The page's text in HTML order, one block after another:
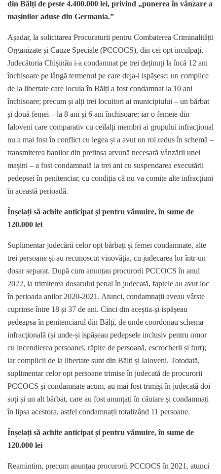
din Bălți de peste 4.400.000 lei, privind „punerea în vânzare a
mașinilor aduse din Germania.”
Așadar, la solicitarea Procuraturii pentru Combaterea Criminalității
Organizate și Cauze Speciale (PCCOCS), din cei opt inculpați,
Judecătoria Chișinău i-a condamnat pe trei deținuți la încă 12 ani
închisoare pe lângă termenul pe care deja-l ispășesc; un complice
de la libertate care locuia în Bălți a fost condamnat la 10 ani
închisoare; precum și alți trei locuitori ai municipiului – un bărbat
și două femei – la 8 ani și 6 ani închisoare; iar o femeie din
Ialoveni care comparativ cu ceilalți membri ai grupului infracțional
nu a mai fost în conflict cu legea și a avut un rol redus în schemă –
transmiterea banilor din pretinsa arvună necesară vânzării unei
mașini – a fost condamnată la trei ani cu suspendarea executării
pedepsei în penitenciar, cu condiția că nu va comite alte infracțiuni
în această perioadă.
Înșelați să achite anticipat și pentru vămuire, în sume de
120.000 lei
Suplimentar judecării celor opt bărbați și femei condamnate, alte
trei persoane și-au recunoscut vinovăția, cu judecarea lor într-un
dosar separat. După cum anunțau procurorii PCCOCS în anul
2022, la trimiterea dosarului penal în judecată, faptele au avut loc
în perioada anilor 2020-2021. Atunci, condamnații aveau vârste
cuprinse între 18 și 37 de ani. Cinci din aceștia-și ispășeau
pedeapsa în penitenciarul din Bălți, de unde coordonau schema
infracțională (și unde-și ispășeau pedepsele inclusiv pentru omor
cu incendierea persoanei, răpire de persoană, escrocherii și furt);
iar complicii de la libertate sunt din Bălți și Ialoveni. Totodată,
suplimentar celor opt persoane trimise în judecată de procurorii
PCCOCS și condamnate acum, au mai fost trimiși în judecată doi
soți și un alt bărbat, care au fost anunțați în căutare și condamnați
în lipsa acestora, astfel condamnații totalizând 11 persoane.
Înșelați să achite anticipat și pentru vămuire, în sume de
120.000 lei
Reamintim, precum anunțau procurorii PCCOCS în 2021, atunci